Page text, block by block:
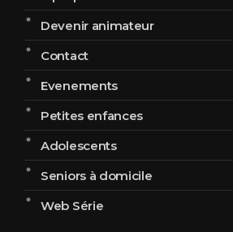
Devenir animateur
Contact
Evenements
Petites enfances
Adolescents
Seniors à domicile
Web Série